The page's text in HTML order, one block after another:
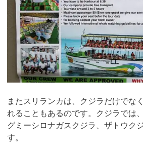
またスリランカは、クジラだけでな
れることもあるのです。クジラでは
グミーシロナガスクジラ、ザトウク
す。